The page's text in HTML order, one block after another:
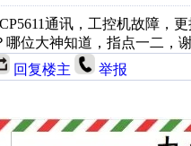
通讯，工控机故障
哪位大神知道，指点一二，
回复楼主 举报